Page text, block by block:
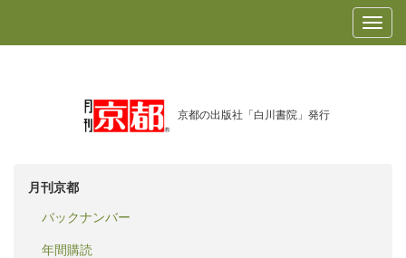
京都の出版社「白川書院」発行
月刊京都
バックナンバー
年間購読